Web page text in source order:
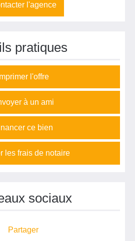
l'agence
pratiques
Imprimer l'offre
à un ami
ce bien
les frais de notaire
sociaux
Partager